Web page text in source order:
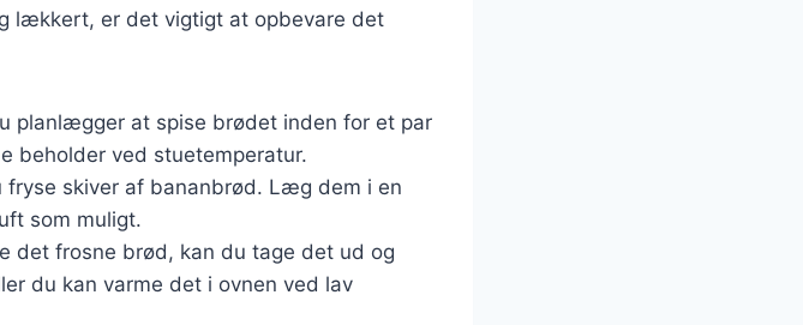
lækkert, er det vigtigt at opbevare det
planlægger at spise brødet inden for et par
beholder ved stuetemperatur.
skiver af bananbrød. Læg dem i en
som muligt.
det frosne brød, kan du tage det ud og
du kan varme det i ovnen ved lav